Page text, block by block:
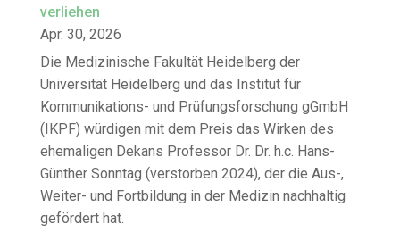
verliehen
Apr. 30, 2026
Die Medizinische Fakultät Heidelberg der
Universität Heidelberg und das Institut für
Kommunikations- und Prüfungsforschung gGmbH
(IKPF) würdigen mit dem Preis das Wirken des
ehemaligen Dekans Professor Dr. Dr. h.c. Hans-
Günther Sonntag (verstorben 2024), der die Aus-,
Weiter- und Fortbildung in der Medizin nachhaltig
gefördert hat.